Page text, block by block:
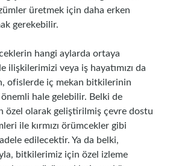
üretmek için daha erken
gerekebilir.
hangi aylarda ortaya
ilişkilerimizi veya iş hayatımızı da
ofislerde iç mekan bitkilerinin
önemli hale gelebilir. Belki de
özel olarak geliştirilmiş çevre dostu
ile kırmızı örümcekler gibi
edilecektir. Ya da belki,
bitkilerimiz için özel izleme